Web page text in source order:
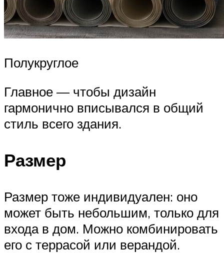
Полукруглое
Главное — чтобы дизайн
гармонично вписывался в общий
стиль всего здания.
Размер
Размер тоже индивидуален: оно
может быть небольшим, только для
входа в дом. Можно комбинировать
его с террасой или верандой.